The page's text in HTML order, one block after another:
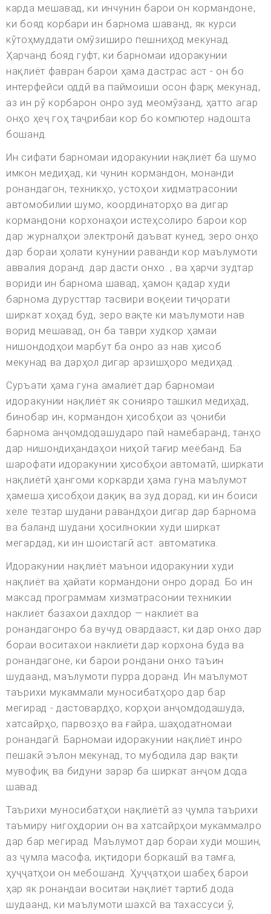
карда мешавад, ки инчунин барои он кормандоне,
ки бояд корбари ин барнома шаванд, як курси
кӯтоҳмуддати омӯзиширо пешниҳод мекунад.
Ҳарчанд бояд гуфт, ки барномаи идоракунии
нақлиёт фавран барои ҳама дастрас аст - он бо
интерфейси оддӣ ва паймоиши осон фарқ мекунад,
аз ин рӯ корбарон онро зуд меомӯзанд, ҳатто агар
онҳо ҳеҷ гоҳ таҷрибаи кор бо компютер надошта
бошанд.
Ин сифати барномаи идоракунии нақлиёт ба шумо
имкон медиҳад, ки чунин кормандон, монанди
ронандагон, техникҳо, устоҳои хидматрасонии
автомобилии шумо, координаторҳо ва дигар
кормандони корхонаҳои истеҳсолиро барои кор
дар журналҳои электронӣ даъват кунед, зеро онҳо
дар бораи ҳолати кунунии раванди кор маълумоти
аввалия доранд. дар дасти онхо. , ва ҳарчи зудтар
вориди ин барнома шавад, ҳамон қадар худи
барнома дурусттар тасвири воқеии тиҷорати
ширкат хоҳад буд, зеро вақте ки маълумоти нав
ворид мешавад, он ба таври худкор ҳамаи
нишондодҳои марбут ба онро аз нав ҳисоб
мекунад ва дарҳол дигар арзишҳоро медиҳад. .
Суръати ҳама гуна амалиёт дар барномаи
идоракунии нақлиёт як сонияро ташкил медиҳад,
бинобар ин, кормандон ҳисобҳои аз ҷониби
барнома анҷомдодашударо пай намебаранд, танҳо
дар нишондиҳандаҳои ниҳоӣ тағир меёбанд. Ба
шарофати идоракунии ҳисобҳои автоматӣ, ширкати
нақлиётӣ ҳангоми коркарди ҳама гуна маълумот
ҳамеша ҳисобҳои дақиқ ва зуд дорад, ки ин боиси
хеле тезтар шудани равандҳои дигар дар барнома
ва баланд шудани ҳосилнокии худи ширкат
мегардад, ки ин шоистагӣ аст. автоматика.
Идоракунии нақлиёт маънои идоракунии худи
нақлиёт ва ҳайати кормандони онро дорад. Бо ин
максад программам хизматрасонии техникии
наклиёт базахои дахлдор — наклиёт ва
ронандагонро ба вучуд овардааст, ки дар онхо дар
бораи воситахои наклиёти дар корхона буда ва
ронандагоне, ки барои рондани онхо таъин
шудаанд, маълумоти пурра доранд. Ин маълумот
таърихи мукаммали муносибатҳоро дар бар
мегирад - дастовардҳо, корҳои анҷомдодашуда,
хатсайрҳо, парвозҳо ва ғайра, шаҳодатномаи
ронандагӣ. Барномаи идоракунии нақлиёт инро
пешакӣ эълон мекунад, то мубодила дар вақти
мувофиқ ва бидуни зарар ба ширкат анҷом дода
шавад.
Таърихи муносибатҳои нақлиётӣ аз ҷумла таърихи
таъмиру нигоҳдории он ва хатсайрҳои мукаммалро
дар бар мегирад. Маълумот дар бораи худи мошин,
аз ҷумла масофа, иқтидори боркашӣ ва тамға,
ҳуҷҷатҳои он мебошанд. Ҳуҷҷатҳои шабеҳ барои
ҳар як ронандаи воситаи нақлиёт тартиб дода
шудаанд, ки маълумоти шахсӣ ва тахассуси ӯ,